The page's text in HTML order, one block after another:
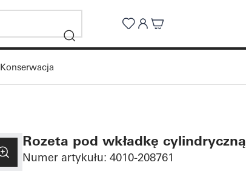
Konserwacja
Rozeta pod wkładkę cylindryczną
Numer artykułu: 4010-208761